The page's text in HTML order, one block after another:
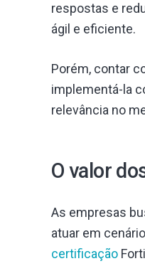
respostas e
ágil e eficiente.
Porém, contar
implementá-la
relevância no
O valor
As empresas
atuar em
certificação